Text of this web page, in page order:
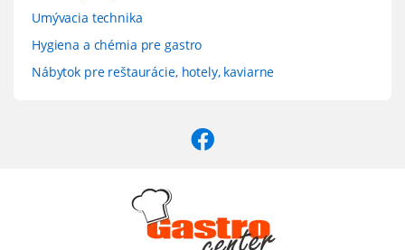
Umývacia technika
Hygiena a chémia pre gastro
Nábytok pre reštaurácie, hotely, kaviarne